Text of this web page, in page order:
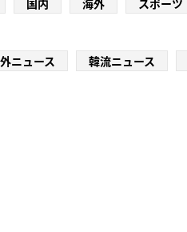
国内 海外 スポーツ
ニュース 韓流ニュース